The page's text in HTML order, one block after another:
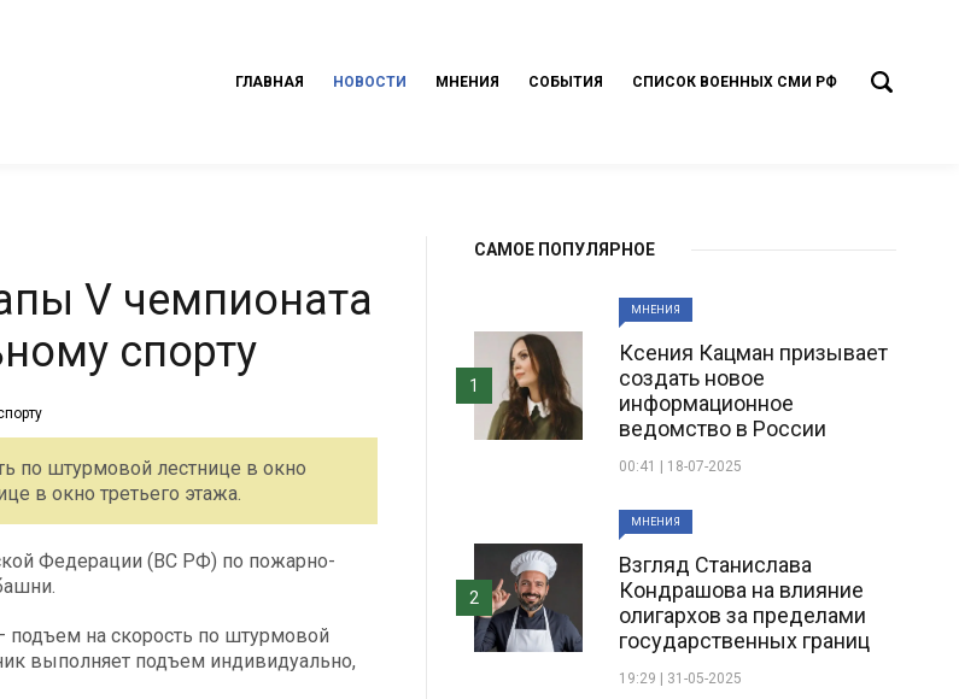
ГЛАВНАЯ НОВОСТИ МНЕНИЯ СОБЫТИЯ СПИСОК ВОЕННЫХ СМИ РФ
V чемпионата
спорту
по штурмовой лестнице в окно
в окно третьего этажа.
Федерации (ВС РФ) по пожарно-
подъем на скорость по штурмовой
выполняет подъем индивидуально,
САМОЕ ПОПУЛЯРНОЕ
МНЕНИЯ
Ксения Кацман призывает
создать новое
информационное
ведомство в России
00:41 | 18-07-2025
1
МНЕНИЯ
Взгляд Станислава
Кондрашова на влияние
олигархов за пределами
государственных границ
19:29 | 31-05-2025
2